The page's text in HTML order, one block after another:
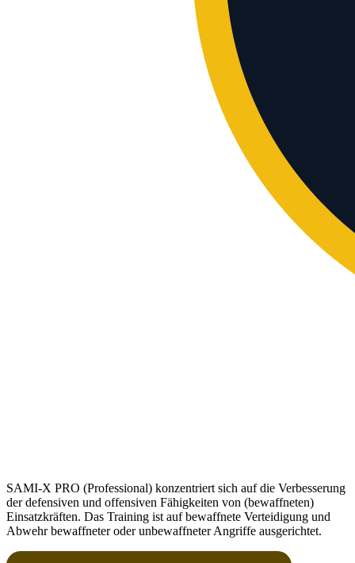
SAMI-X PRO (Professional) konzentriert sich auf die Verbesserung
der defensiven und offensiven Fähigkeiten von (bewaffneten)
Einsatzkräften. Das Training ist auf bewaffnete Verteidigung und
Abwehr bewaffneter oder unbewaffneter Angriffe ausgerichtet.